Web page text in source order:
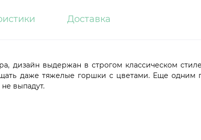
Доставка
дизайн выдержан в строгом классическом
даже тяжелые горшки с цветами. Еще одним
выпадут.